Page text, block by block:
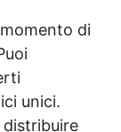
di
unici.
distribuire